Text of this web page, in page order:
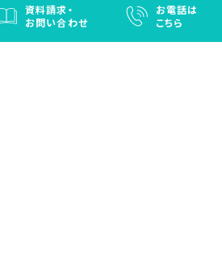
資料請求・
お問い合わせ
お電話は
こちら